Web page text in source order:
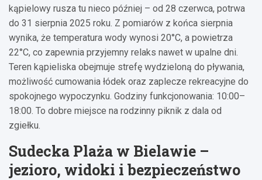
kąpielowy rusza tu nieco później – od 28 czerwca, potrwa
do 31 sierpnia 2025 roku. Z pomiarów z końca sierpnia
wynika, że temperatura wody wynosi 20°C, a powietrza
22°C, co zapewnia przyjemny relaks nawet w upalne dni.
Teren kąpieliska obejmuje strefę wydzieloną do pływania,
możliwość cumowania łódek oraz zaplecze rekreacyjne do
spokojnego wypoczynku. Godziny funkcjonowania: 10:00–
18:00. To dobre miejsce na rodzinny piknik z dala od
zgiełku.
Sudecka Plaża w Bielawie –
jezioro, widoki i bezpieczeństwo